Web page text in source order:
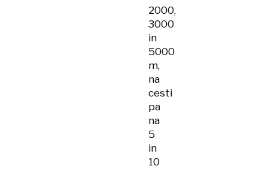
2000,
3000
in
5000
m,
na
cesti
pa
na
5
in
10